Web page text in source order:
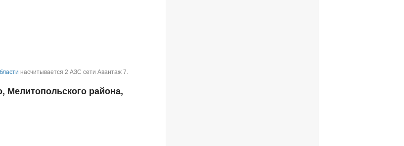
насчитывается 2 АЗС сети Авантаж 7.
Мелитопольского района,